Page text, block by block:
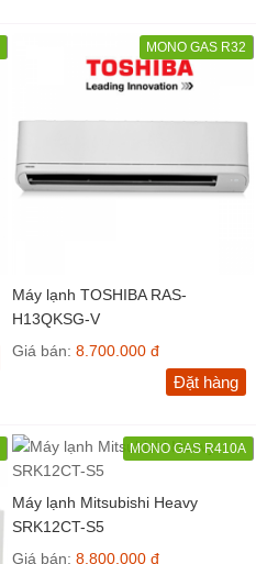
MONO GAS R32
Máy lạnh TOSHIBA RAS-
H13QKSG-V
Giá bán: 8.700.000 đ
Đặt hàng
MONO GAS R410A
Máy lạnh Mitsubishi Heavy
SRK12CT-S5
Giá bán: 8.800.000 đ